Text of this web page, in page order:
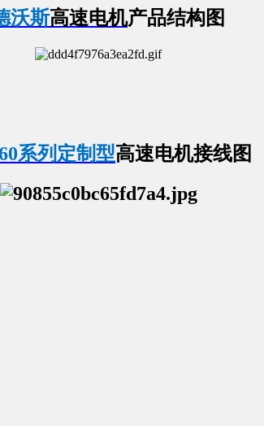
沃斯高速电机产品结构图
系列定制型高速电机接线图